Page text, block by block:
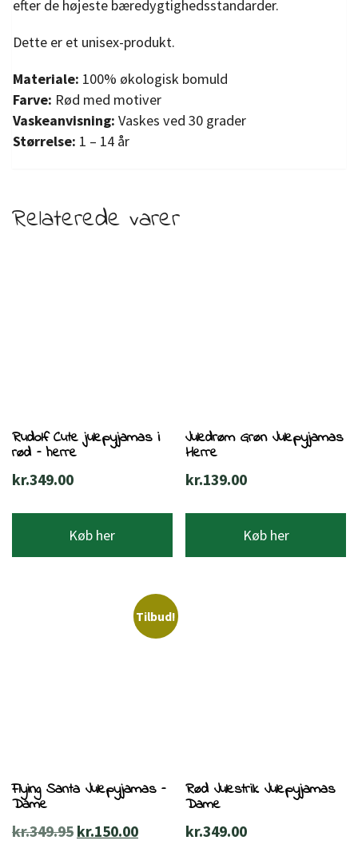
efter de højeste bæredygtighedsstandarder.
Dette er et unisex-produkt.
Materiale: 100% økologisk bomuld
Farve: Rød med motiver
Vaskeanvisning: Vaskes ved 30 grader
Størrelse: 1 – 14 år
Relaterede varer
Rudolf Cute julepyjamas i
rød – herre
kr.349.00
Køb her
Juledrøm Grøn Julepyjamas
Herre
kr.139.00
Køb her
Tilbud!
Flying Santa Julepyjamas –
Dame
kr.349.95 Den
kr.150.00Den
Rød Julestrik Julepyjamas
Dame
kr.349.00